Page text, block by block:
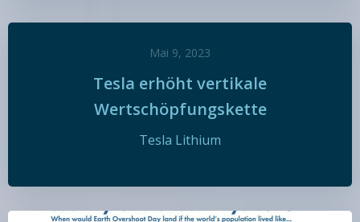
Mai 9, 2023
Tesla erhöht vertikale
Wertschöpfungskette
Tesla Lithium